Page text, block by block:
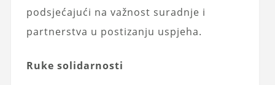
podsjećajući na važnost suradnje i
partnerstva u postizanju uspjeha.
Ruke solidarnosti